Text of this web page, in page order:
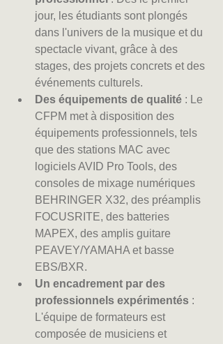
jour, les étudiants sont plongés
dans l'univers de la musique et du
spectacle vivant, grâce à des
stages, des projets concrets et des
événements culturels.
Des équipements de qualité : Le
CFPM met à disposition des
équipements professionnels, tels
que des stations MAC avec
logiciels AVID Pro Tools, des
consoles de mixage numériques
BEHRINGER X32, des préamplis
FOCUSRITE, des batteries
MAPEX, des amplis guitare
PEAVEY/YAMAHA et basse
EBS/BXR.
Un encadrement par des
professionnels expérimentés :
L'équipe de formateurs est
composée de musiciens et